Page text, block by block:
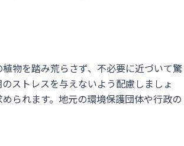
物を踏み荒らさず、不必要に近づいて驚
ストレスを与えないよう配慮しましょ
られます。地元の環境保護団体や行政の